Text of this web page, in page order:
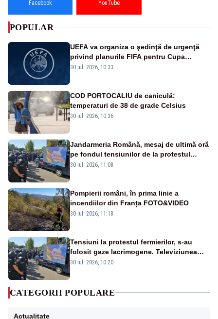
Facebook YouTube
POPULAR
UEFA va organiza o şedinţă de urgenţă
privind planurile FIFA pentru Cupa
Mondială
30 iul. 2026, 10:33
COD PORTOCALIU de caniculă:
temperaturi de 38 de grade Celsius
30 iul. 2026, 10:36
Jandarmeria Română, mesaj de ultimă oră
pe fondul tensiunilor de la protestul
masiv al fermierilor - VIDEO
30 iul. 2026, 11:08
Pompierii români, în prima linie a
incendiilor din Franța FOTO&VIDEO
30 iul. 2026, 11:18
Tensiuni la protestul fermierilor, s-au
folosit gaze lacrimogene. Televiziunea
Poporului face apel la calm – LIVE TEXT
30 iul. 2026, 10:20
CATEGORII POPULARE
Actualitate